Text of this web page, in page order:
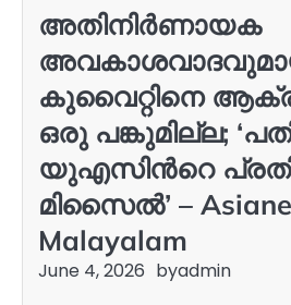
അതിനിർണായക
കുവൈറ്റിനെ
ഒരു പങ്കുമില്ല;
യുഎസിന്‍റെ
മിസൈൽ’ –
Malayalam
June 4, 2026 byadmin